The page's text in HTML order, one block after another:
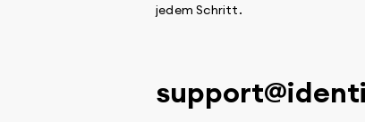
jedem Schritt.